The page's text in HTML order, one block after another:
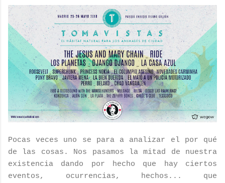
Pocas veces uno se para a analizar el por qué
de las cosas. Nos pasamos la mitad de nuestra
existencia dando por hecho que hay ciertos
eventos, ocurrencias, hechos... que